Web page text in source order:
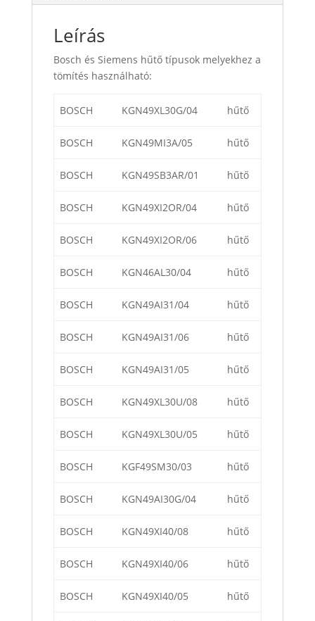
Leírás
Bosch és Siemens hűtő típusok melyekhez a
tömítés használható:
BOSCH KGN49XL30G/04 hűtő
BOSCH KGN49MI3A/05 hűtő
BOSCH KGN49SB3AR/01 hűtő
BOSCH KGN49XI2OR/04 hűtő
BOSCH KGN49XI2OR/06 hűtő
BOSCH KGN46AL30/04 hűtő
BOSCH KGN49AI31/04 hűtő
BOSCH KGN49AI31/06 hűtő
BOSCH KGN49AI31/05 hűtő
BOSCH KGN49XL30U/08 hűtő
BOSCH KGN49XL30U/05 hűtő
BOSCH KGF49SM30/03 hűtő
BOSCH KGN49AI30G/04 hűtő
BOSCH KGN49XI40/08 hűtő
BOSCH KGN49XI40/06 hűtő
BOSCH KGN49XI40/05 hűtő